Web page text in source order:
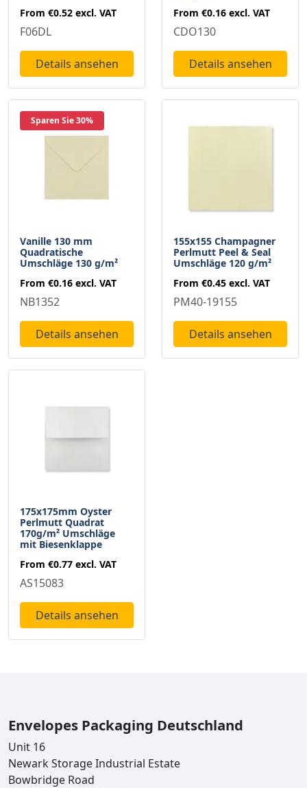
From €0.52 excl. VAT
F06DL
Details ansehen
From €0.16 excl. VAT
CDO130
Details ansehen
Sparen Sie 30%
Vanille 130 mm
Quadratische
Umschläge 130 g/m²
From €0.16 excl. VAT
NB1352
Details ansehen
155x155 Champagner
Perlmutt Peel & Seal
Umschläge 120 g/m²
From €0.45 excl. VAT
PM40-19155
Details ansehen
175x175mm Oyster
Perlmutt Quadrat
170g/m² Umschläge
mit Biesenklappe
From €0.77 excl. VAT
AS15083
Details ansehen
Envelopes Packaging Deutschland
Unit 16
Newark Storage Industrial Estate
Bowbridge Road